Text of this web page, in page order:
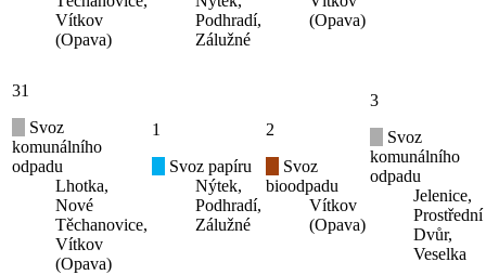
Vítkov
(Opava)
Podhradí,
Zálužné
(Opava)
31
Svoz
komunálního
odpadu
Lhotka,
Nové
Těchanovice,
Vítkov
(Opava)
1
Svoz papíru
Nýtek,
Podhradí,
Zálužné
2
Svoz
bioodpadu
Vítkov
(Opava)
3
Svoz
komunálního
odpadu
Jelenice,
Prostřední
Dvůr,
Veselka